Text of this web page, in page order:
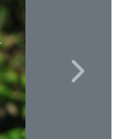
Next